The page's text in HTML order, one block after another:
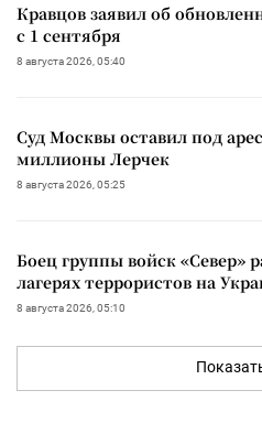
Кравцов заявил об
с 1 сентября
8 августа 2026, 05:40
Суд Москвы оставил под
миллионы Лерчек
8 августа 2026, 05:25
Боец группы войск «Север»
лагерях террористов на
8 августа 2026, 05:10